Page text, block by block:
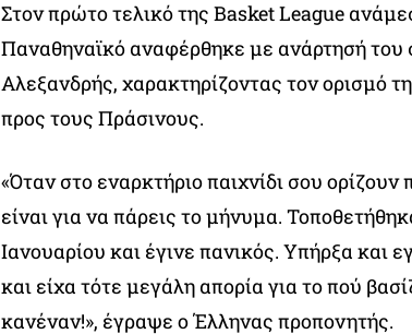
Στον πρώτο τελικό της Basket League
Παναθηναϊκό αναφέρθηκε με ανάρτησή του
Αλεξανδρής, χαρακτηρίζοντας τον ορισμό
προς τους Πράσινους.
«Όταν στο εναρκτήριο παιχνίδι σου
είναι για να πάρεις το μήνυμα.
Ιανουαρίου και έγινε πανικός. Υπήρξα και
και είχα τότε μεγάλη απορία για το πού
κανέναν!», έγραψε ο Έλληνας προπονητής.